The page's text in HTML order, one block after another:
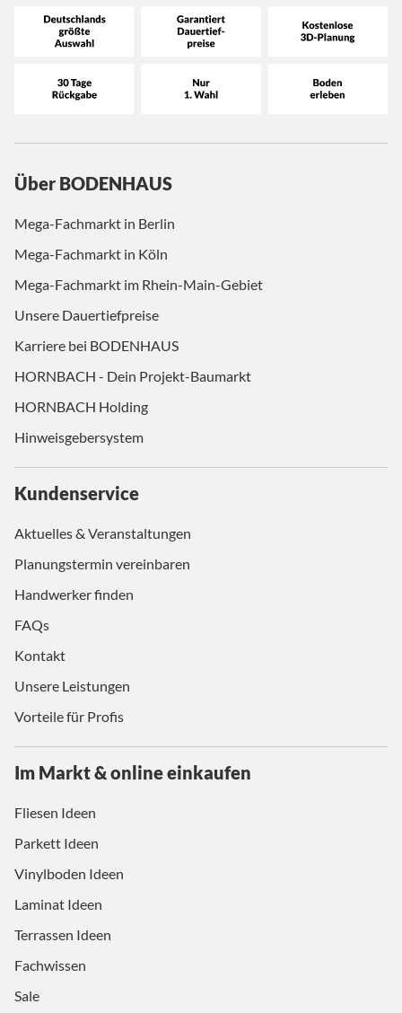
Über BODENHAUS
Mega-Fachmarkt in Berlin
Mega-Fachmarkt in Köln
Mega-Fachmarkt im Rhein-Main-Gebiet
Unsere Dauertiefpreise
Karriere bei BODENHAUS
HORNBACH - Dein Projekt-Baumarkt
HORNBACH Holding
Hinweisgebersystem
Kundenservice
Aktuelles & Veranstaltungen
Planungstermin vereinbaren
Handwerker finden
FAQs
Kontakt
Unsere Leistungen
Vorteile für Profis
Im Markt & online einkaufen
Fliesen Ideen
Parkett Ideen
Vinylboden Ideen
Laminat Ideen
Terrassen Ideen
Fachwissen
Sale